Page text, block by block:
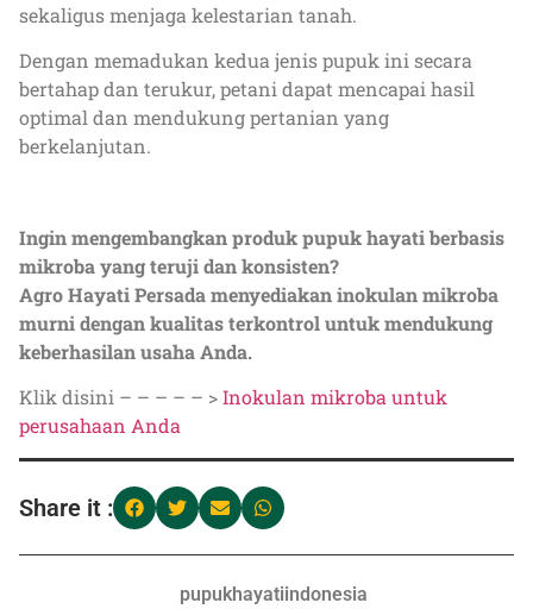
sekaligus menjaga kelestarian tanah.
Dengan memadukan kedua jenis pupuk ini secara
bertahap dan terukur, petani dapat mencapai hasil
optimal dan mendukung pertanian yang
berkelanjutan.
Ingin mengembangkan produk pupuk hayati berbasis
mikroba yang teruji dan konsisten?
Agro Hayati Persada menyediakan inokulan mikroba
murni dengan kualitas terkontrol untuk mendukung
keberhasilan usaha Anda.
Klik disini – – – – – >Inokulan mikroba untuk
perusahaan Anda
Share it :
pupukhayatiindonesia